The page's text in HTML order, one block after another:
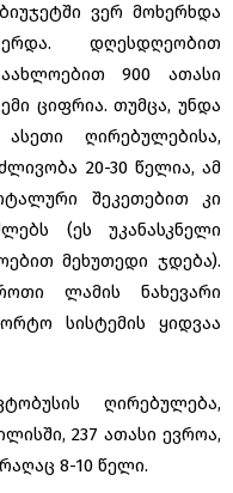
ვერ მოხერხდა
დღესდღეობით
900 ათასი
ციფრია. თუმცა, უნდა
ღირებულებისა,
20-30 წელია, ამ
შეკეთებით კი
(ეს უკანასკნელი
მეხუთედი ჯდება).
ლამის ნახევარი
სისტემის ყიდვაა
ღირებულება,
237 ათასი ევროა,
8-10 წელი.